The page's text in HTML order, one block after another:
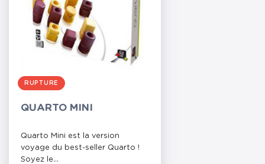
RUPTURE
QUARTO MINI
Quarto Mini est la version
voyage du best-seller Quarto !
Soyez le...